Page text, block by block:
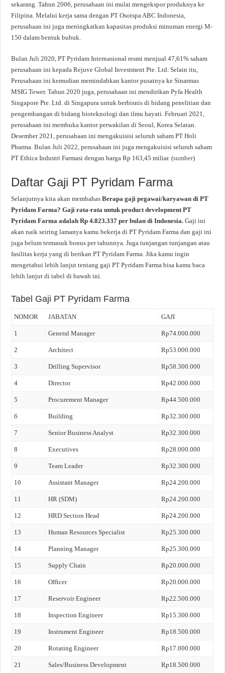
sekarang. Tahun 2006, perusahaan ini mulai mengekspor produknya ke
Filipina. Melalui kerja sama dengan PT Osotspa ABC Indonesia,
perusahaan ini juga meningkatkan kapasitas produksi minuman energi M-
150 dalam bentuk bubuk.
Bulan Juli 2020, PT Pyridam Internasional resmi menjual 47,61% saham
perusahaan ini kepada Rejuve Global Investment Pte. Ltd. Selain itu,
Perusahaan ini kemudian memindahkan kantor pusatnya ke Sinarmas
MSIG Tower. Tahun 2020 juga, perusahaan ini mendirikan Pyfa Health
Singapore Pte. Ltd. di Singapura untuk berbisnis di bidang penelitian dan
pengembangan di bidang bioteknologi dan ilmu hayati. Februari 2021,
perusahaan ini membuka kantor perwakilan di Seoul, Korea Selatan.
Desember 2021, perusahaan ini mengakuisisi seluruh saham PT Holi
Pharma. Bulan Juli 2022, perusahaan ini juga mengakuisisi seluruh saham
PT Ethica Industri Farmasi dengan harga Rp 163,45 miliar. (sumber)
Daftar Gaji PT Pyridam Farma
Selanjutnya kita akan membahasBerapa gaji pegawai/karyawan di PT
Pyridam Farma? Gaji rata-rata untuk product development PT
Pyridam Farma adalah Rp 4.823.337 per bulan di Indonesia.Gaji ini
akan naik seiring lamanya kamu bekerja di PT Pyridam Farma dan gaji ini
juga belum termasuk bonus per tahunnya. Juga tunjangan tunjangan atau
fasilitas kerja yang di berikan PT Pyridam Farma. Jika kamu ingin
mengetahui lebih lanjut tentang gaji PT Pyridam Farma bisa kamu baca
lebih lanjut di tabel di bawah ini.
Tabel Gaji PT Pyridam Farma
NOMOR JABATAN GAJI
1 General Manager Rp74.000.000
2 Architect Rp53.000.000
3 Drilling Supervisor Rp58.300.000
4 Director Rp42.000.000
5 Procurement Manager Rp44.500.000
6 Building Rp32.300.000
7 Senior Business Analyst Rp32.300.000
8 Executives Rp28.000.000
9 Team Leader Rp32.300.000
10 Assistant Manager Rp24.200.000
11 HR (SDM) Rp24.200.000
12 HRD Section Head Rp24.200.000
13 Human Resources Specialist Rp25.300.000
14 Planning Manager Rp25.300.000
15 Supply Chain Rp20.000.000
16 Officer Rp20.000.000
17 Reservoir Engineer Rp22.500.000
18 Inspection Engineer Rp15.300.000
19 Instrument Engineer Rp18.500.000
20 Rotating Engineer Rp17.000.000
21 Sales/Business Development Rp18.500.000